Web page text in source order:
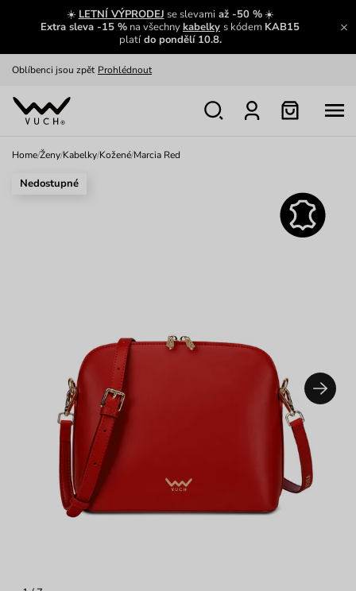
☀️ LETNÍ VÝPRODEJ se slevamiaž -50 %☀️
Extra sleva -15 % na všechnykabelky s kódem KAB15
platído pondělí 10.8.
Zajímavosti ze světa Vuch:
Zobrazit
Oblíbenci jsou zpět Prohlédnout
Nech se inspirovat
Home/Ženy/Kabelky/Kožené/Marcia Red
Nedostupné